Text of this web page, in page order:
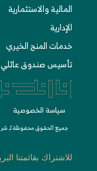
المالية والاستثمارية
الإدارية
خدمات المنح الخيري
تأسيس صندوق عائلي
للاشتراك بقائمتنا
سياسة الخصوصية
جميع الحقوق محفوظة لـ